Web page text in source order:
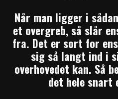
Når man ligger i
et overgreb, så slår
fra. Det er sort for
sig så langt ind i
overhovedet kan. Så
det hele snart